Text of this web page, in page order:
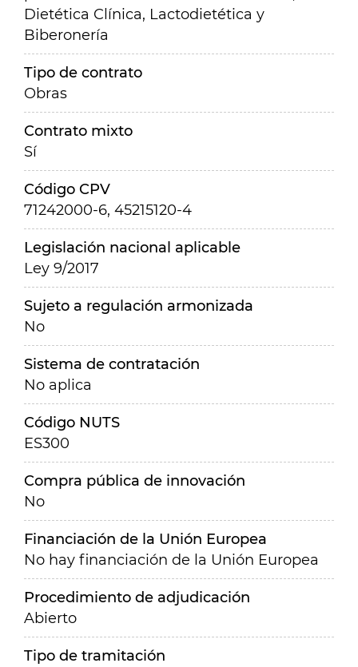
Dietética Clínica, Lactodietética y
Biberonería
Tipo de contrato
Obras
Contrato mixto
Sí
Código CPV
71242000-6, 45215120-4
Legislación nacional aplicable
Ley 9/2017
Sujeto a regulación armonizada
No
Sistema de contratación
No aplica
Código NUTS
ES300
Compra pública de innovación
No
Financiación de la Unión Europea
No hay financiación de la Unión Europea
Procedimiento de adjudicación
Abierto
Tipo de tramitación